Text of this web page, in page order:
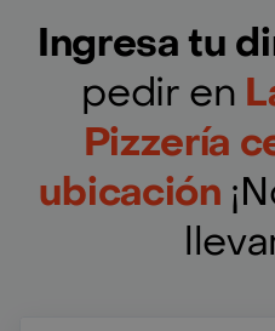
Ingresa tu
pedir en
Pizzería
ubicación